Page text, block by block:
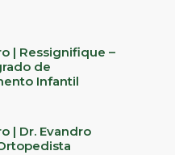
| Ressignifique –
de
Infantil
| Dr. Evandro